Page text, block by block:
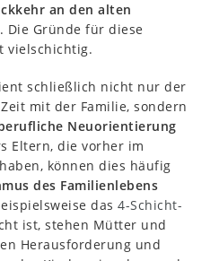
an den alten
. Die Gründe für diese
vielschichtig.
schließlich nicht nur der
mit der Familie, sondern
Neuorientierung
Eltern, die vorher im
können dies häufig
des Familienlebens
das 4-Schicht-
ist, stehen Mütter und
Herausforderung und